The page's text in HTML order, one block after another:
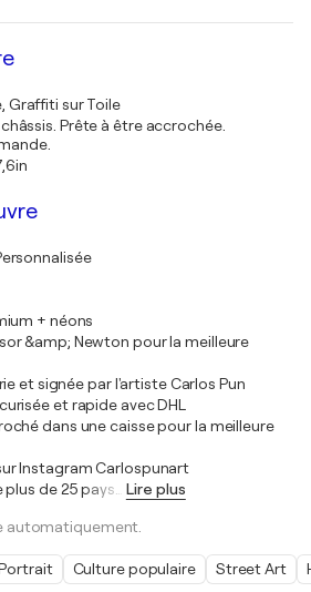
Graffiti sur Toile
Prête à être accrochée.
+ néons
&amp; Newton pour la meilleure
et signée par l'artiste Carlos Pun
et rapide avec DHL
dans une caisse pour la meilleure
Instagram Carlospunart
de 25 pays
Lire plus
automatiquement.
Culture populaire Street Art